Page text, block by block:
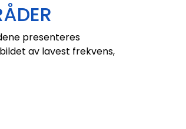
presenteres
av lavest frekvens,